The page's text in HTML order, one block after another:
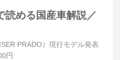
読める国産車解説／
PRADO）現行モデル発表
円